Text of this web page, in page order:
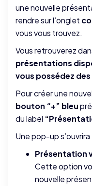
une nouvelle
rendre sur l’onglet
vous vous trouvez.
Vous retrouverez
présentations
vous possédez
Pour créer une
bouton “+” bleu
du label
Une pop-up
Présentation
Cette option
nouvelle